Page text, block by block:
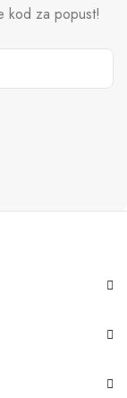
kod za popust!